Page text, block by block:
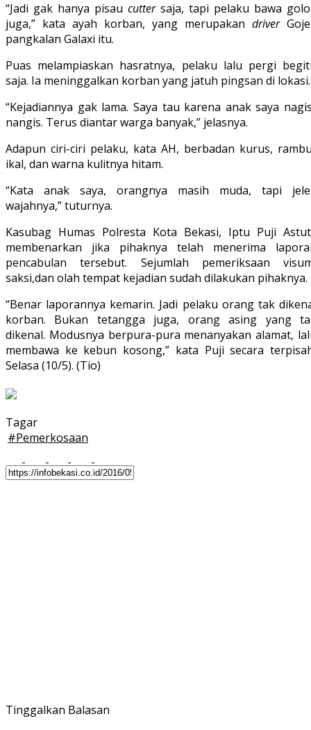
“Jadi gak hanya pisau cutter saja, tapi pelaku bawa
juga,” kata ayah korban, yang merupakan driver
pangkalan Galaxi itu.
Puas melampiaskan hasratnya, pelaku lalu pergi
saja. Ia meninggalkan korban yang jatuh pingsan di lokasi.
“Kejadiannya gak lama. Saya tau karena anak saya
nangis. Terus diantar warga banyak,” jelasnya.
Adapun ciri-ciri pelaku, kata AH, berbadan kurus,
ikal, dan warna kulitnya hitam.
“Kata anak saya, orangnya masih muda, tapi
wajahnya,” tuturnya.
Kasubag Humas Polresta Kota Bekasi, Iptu Puji
membenarkan jika pihaknya telah menerima
pencabulan tersebut. Sejumlah pemeriksaan
saksi,dan olah tempat kejadian sudah dilakukan pihaknya.
“Benar laporannya kemarin. Jadi pelaku orang tak
korban. Bukan tetangga juga, orang asing yang
dikenal. Modusnya berpura-pura menanyakan alamat,
membawa ke kebun kosong,” kata Puji secara
Selasa (10/5). (Tio)
Tagar
#Pemerkosaan
Tinggalkan Balasan